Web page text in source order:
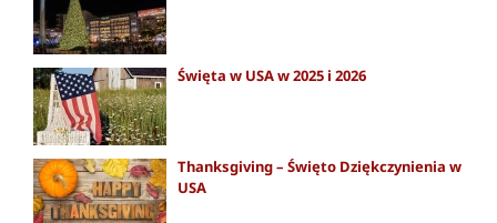
Święta w USA w 2025 i 2026
Thanksgiving – Święto Dziękczynienia w
USA